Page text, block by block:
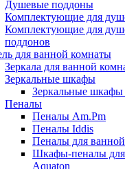
Душевые поддоны
Комплектующие для
Комплектующие для
поддонов
для ванной комнаты
Зеркала для ванной
Зеркальные шкафы
Зеркальные
Пеналы
Пеналы Am.Pm
Пеналы Iddis
Пеналы для
Шкафы-пеналы
Aquaton